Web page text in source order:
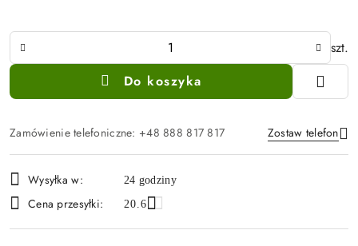
szt.
Do koszyka
Zamówienie telefoniczne: +48 888 817 817 Zostaw telefon
Wyślij
i
dostawa
Wysyłka w: 24 godziny
Cena przesyłki: 20.6